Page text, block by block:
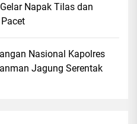
Napak Tilas dan
Nasional Kapolres
Jagung Serentak